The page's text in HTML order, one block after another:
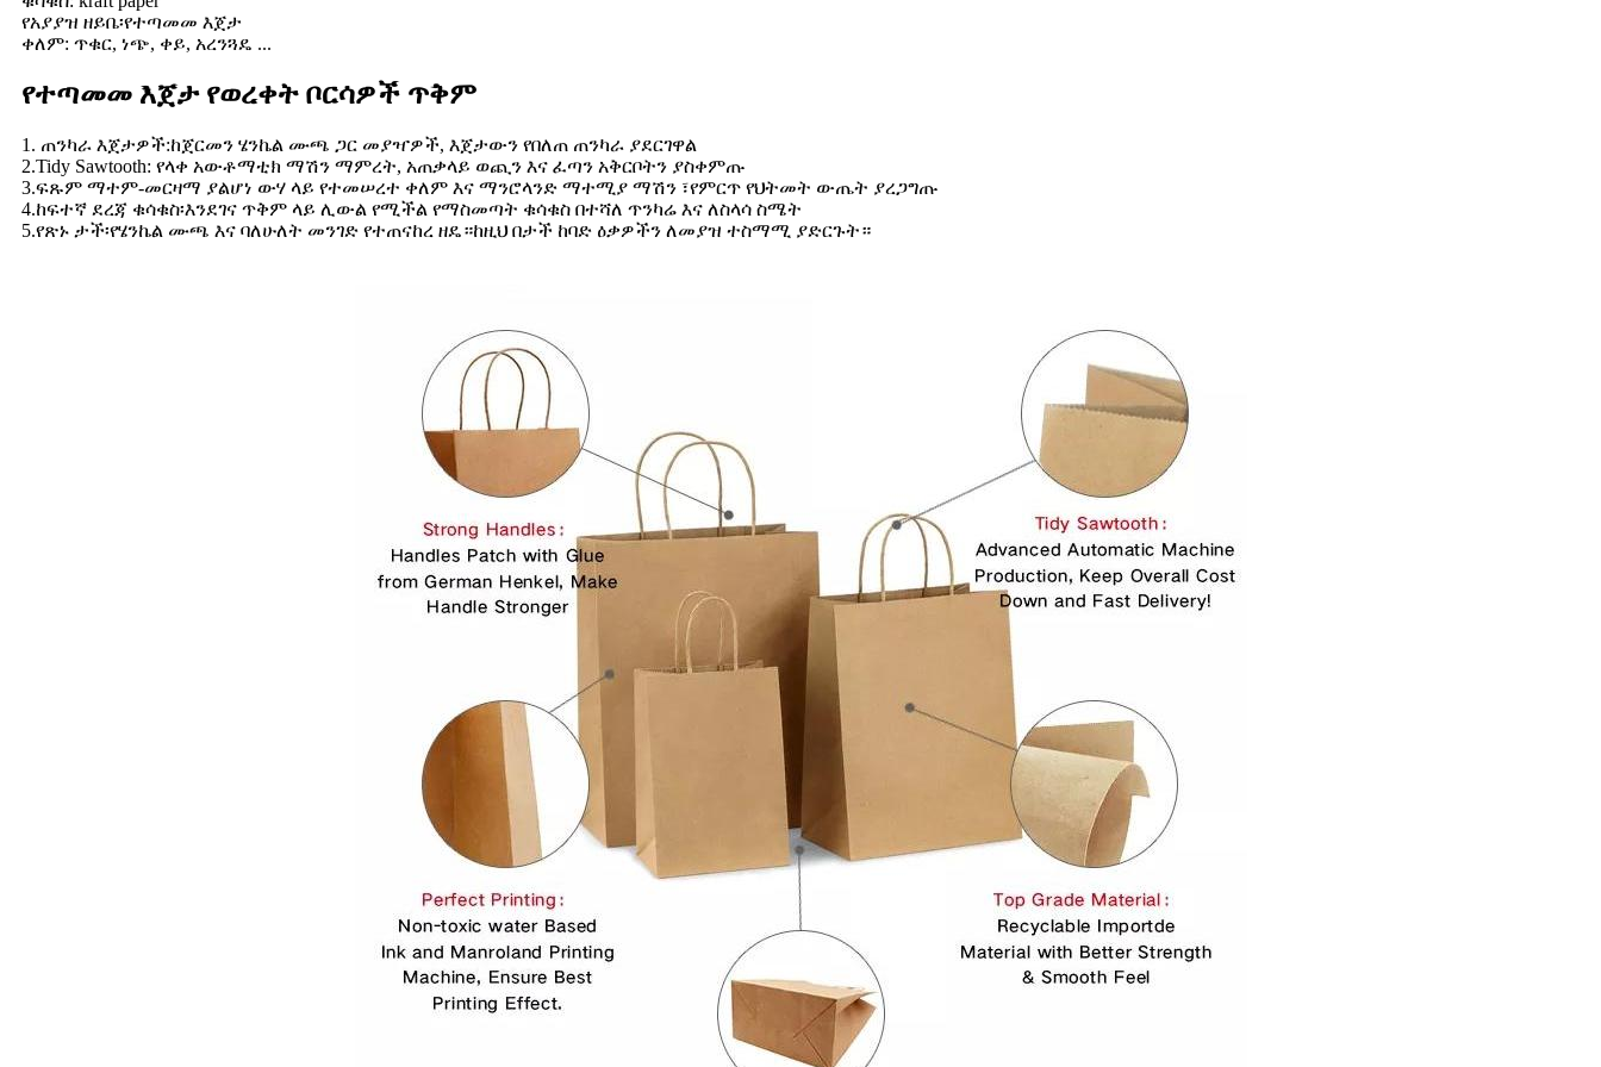
የአያያዝ ዘይቤ፡የተጣመመ እጀታ
ቀለም: ጥቁር, ነጭ, ቀይ, አረንጓዴ ...
የተጣመመ እጀታ የወረቀት ቦርሳዎች ጥቅም
1. ጠንካራ እጀታዎች:ከጀርመን ሄንኬል ሙጫ ጋር መያዣዎች, እጀታውን የበለጠ ጠንካራ ያደርገዋል
2.Tidy Sawtooth: የላቀ አውቶማቲክ ማሽን ማምረት, አጠቃላይ ወጪን እና ፈጣን አቅርቦትን ያስቀምጡ
3.ፍጹም ማተም-መርዛማ ያልሆነ ውሃ ላይ የተመሠረተ ቀለም እና ማንሮላንድ ማተሚያ ማሽን ፣የምርጥ የህትመት ውጤት ያረጋግጡ
4.ከፍተኛ ደረጃ ቁሳቁስ፡እንደገና ጥቅም ላይ ሊውል የሚችል የማስመጣት ቁሳቁስ በተሻለ ጥንካሬ እና ለስላሳ ስሜት
5.የጽኑ ታች፡የሄንኬል ሙጫ እና ባለሁለት መንገድ የተጠናከረ ዘዴ።ከዚህ በታች ከባድ ዕቃዎችን ለመያዝ ተስማሚ ያድርጉት።